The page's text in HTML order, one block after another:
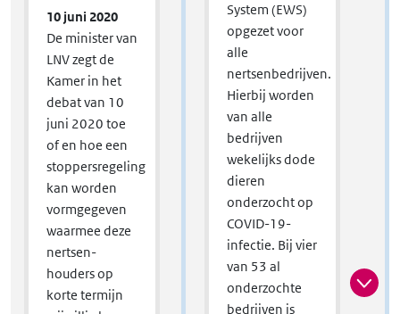
System (EWS)
opgezet voor
alle
nertsenbedrijven.
Hierbij worden
van alle
bedrijven
wekelijks dode
dieren
onderzocht op
COVID-19-
infectie. Bij vier
van 53 al
onderzochte
bedrijven is
10 juni 2020
De minister van
LNV zegt de
Kamer in het
debat van 10
juni 2020 toe
of en hoe een
stoppersregeling
kan worden
vormgegeven
waarmee deze
nertsen-
houders op
korte termijn